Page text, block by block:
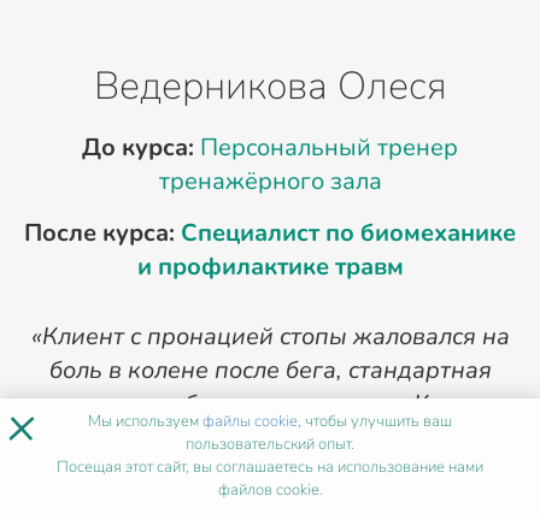
Ведерникова Олеся
До курса: Персональный тренер
тренажёрного зала
После курса: Специалист по биомеханике
и профилактике травм
«Клиент с пронацией стопы жаловался на
боль в колене после бега, стандартная
коррекция обувью не помогала. Курс по
биомеханике дал анализ кинематической
цепи и динамометрию опорных реакций.
Выявил нарушение в тазобедренном
× Мы используемфайлы cookie, чтобы улучшить ваш
пользовательский опыт.
Посещая этот сайт, вы соглашаетесь на использование нами
файлов cookie.